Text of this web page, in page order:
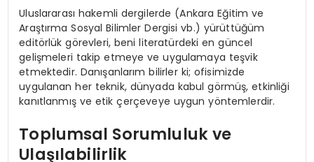
Uluslararası hakemli dergilerde (Ankara Eğitim ve
Araştırma Sosyal Bilimler Dergisi vb.) yürüttüğüm
editörlük görevleri, beni literatürdeki en güncel
gelişmeleri takip etmeye ve uygulamaya teşvik
etmektedir. Danışanlarım bilirler ki; ofisimizde
uygulanan her teknik, dünyada kabul görmüş, etkinliği
kanıtlanmış ve etik çerçeveye uygun yöntemlerdir.
Toplumsal Sorumluluk ve
Ulaşılabilirlik